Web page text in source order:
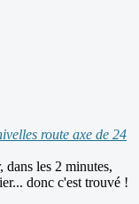
route axe de 24
dans les 2 minutes,
donc c'est trouvé !